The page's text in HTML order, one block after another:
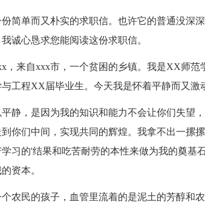
单而又朴实的求职信。也许它的普通没深深
诚心恳求您能阅读这份求职信。
来自xxx市，一个贫困的乡镇。我是XX师范
工程XX届毕业生。今天我是怀着平静而又激
，是因为我的知识和能力不会让你们失望，
你们中间，实现共同的辉煌。我拿不出一摞
学习的'结果和吃苦耐劳的本性来做为我的奠基
资本。
民的孩子，血管里流着的是泥土的芳醇和农